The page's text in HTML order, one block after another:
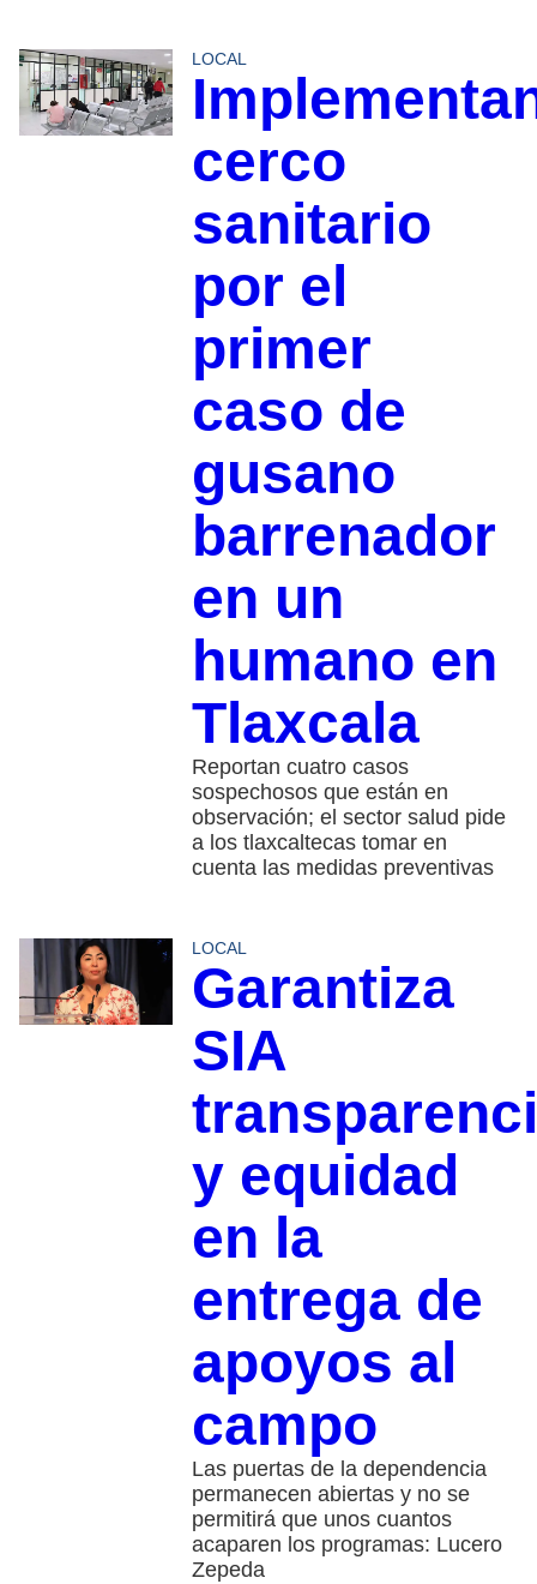
LOCAL
cerco
sanitario
por el
primer
caso de
gusano
barrenador
en un
humano en
Tlaxcala
Reportan cuatro casos
sospechosos que están en
observación; el sector salud pide
a los tlaxcaltecas tomar en
cuenta las medidas preventivas
LOCAL
Garantiza
SIA
y equidad
en la
entrega de
apoyos al
campo
Las puertas de la dependencia
permanecen abiertas y no se
permitirá que unos cuantos
acaparen los programas: Lucero
Zepeda